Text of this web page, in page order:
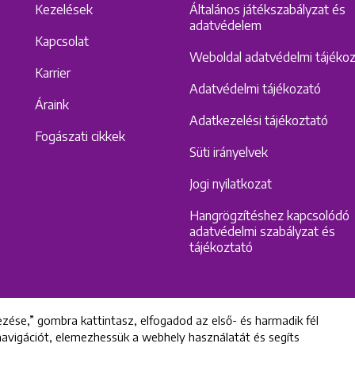
Kezelések
Kapcsolat
Karrier
Áraink
Fogászati cikkek
Általános játékszabályzat és
adatvédelem
Weboldal adatvédelmi
Adatvédelmi tájékozató
Adatkezelési tájékoztató
Süti irányelvek
Jogi nyilatkozat
Hangrögzítéshez kapcsolódó
adatvédelmi szabályzat és
tájékoztató
All rights reserved © 2022 Uniklinik Dental and Implant Center
gombra kattintasz, elfogadod az első- és harmadik fél
elemezhessük a webhely használatát és segíts